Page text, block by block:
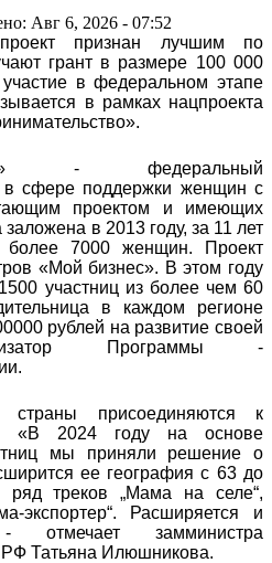
Авг 6, 2026 - 07:52
признан лучшим по
грант в размере 100 000
в федеральном этапе
в рамках нацпроекта
- федеральный
в сфере поддержки женщин с
проектом и имеющих
в 2013 году, за 11 лет
более 7000 женщин. Проект
«Мой бизнес». В этом году
участниц из более чем 60
в каждом регионе
рублей на развитие своей
Программы -
присоединяются к
«В 2024 году на основе
мы приняли решение о
ее география с 63 до
ряд треков „Мама на селе“,
экспортер“. Расширяется и
отмечает замминистра
РФ Татьяна Илюшникова.